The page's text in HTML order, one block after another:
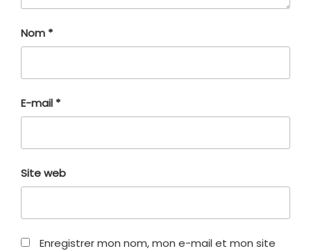
Nom *
E-mail *
Site web
Enregistrer mon nom, mon e-mail et mon site